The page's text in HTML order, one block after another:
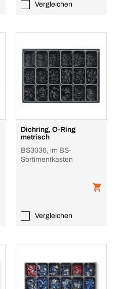
Vergleichen
Dichring, O-Ring
metrisch
BS3036, im BS-
Sortimentkasten
Vergleichen